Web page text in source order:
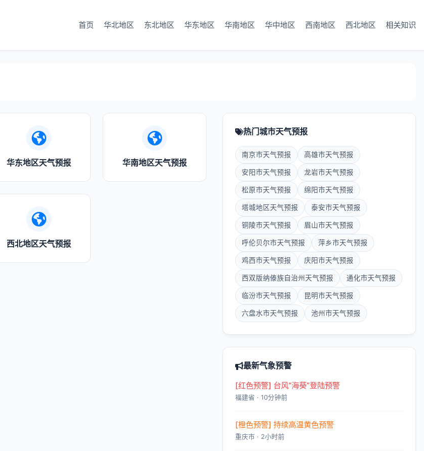
首页 华北地区 东北地区 华东地区 华南地区 华中地区 西南地区 西北地区 相关知识
华东地区天气预报 华南地区天气预报
西北地区天气预报
热门城市天气预报
南京市天气预报 高雄市天气预报
安阳市天气预报 龙岩市天气预报
松原市天气预报 绵阳市天气预报
塔城地区天气预报 泰安市天气预报
铜陵市天气预报 眉山市天气预报
呼伦贝尔市天气预报 萍乡市天气预报
鸡西市天气预报 庆阳市天气预报
西双版纳傣族自治州天气预报 通化市天气预报
临汾市天气预报 昆明市天气预报
六盘水市天气预报 池州市天气预报
最新气象预警
[红色预警] 台风“海葵”登陆预警
福建省 · 10分钟前
[橙色预警] 持续高温黄色预警
重庆市 · 2小时前